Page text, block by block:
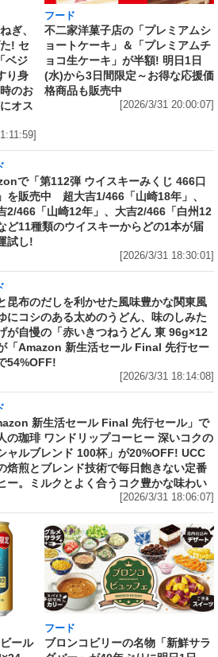
ぎ、
! セ
ベジ
り身
のお
オス
フード
不二家洋菓子店の「プレミアムシ
ョートケーキ」＆「プレミアムチ
ョコ生ケーキ」が半額! 明日1日
(水)から3日間限定～お得な応援価
格商品も販売中
[2026/3/31 20:00:07]
で「第112弾 ウイスキーみくじ 466口
を販売中 超大吉1/466「山崎18年」、
2/466「山崎12年」、大吉2/466「白州12
ど11種類のウイスキーからどの1本が届
試し!
[2026/3/31 18:30:01]
昆布のだしを利かせた風味豊かな関東風
にコシのある太めのうどん、味のしみた
が自慢の「赤いきつねうどん 東 96g×12
「Amazon 新生活セール Final 先行セー
54%OFF!
[2026/3/31 18:14:08]
新生活セール Final 先行セール」で
の珈琲 ワンドリップコーヒー 深いコクの
ャルブレンド 100杯」が20%OFF! UCC
焙煎とブレンド技術で毎日飽きない定番
ー。ミルクとよく合うコク豊かな味わい
[2026/3/31 18:06:07]
ール
フード
ブロンコビリーの名物「新鮮サラ